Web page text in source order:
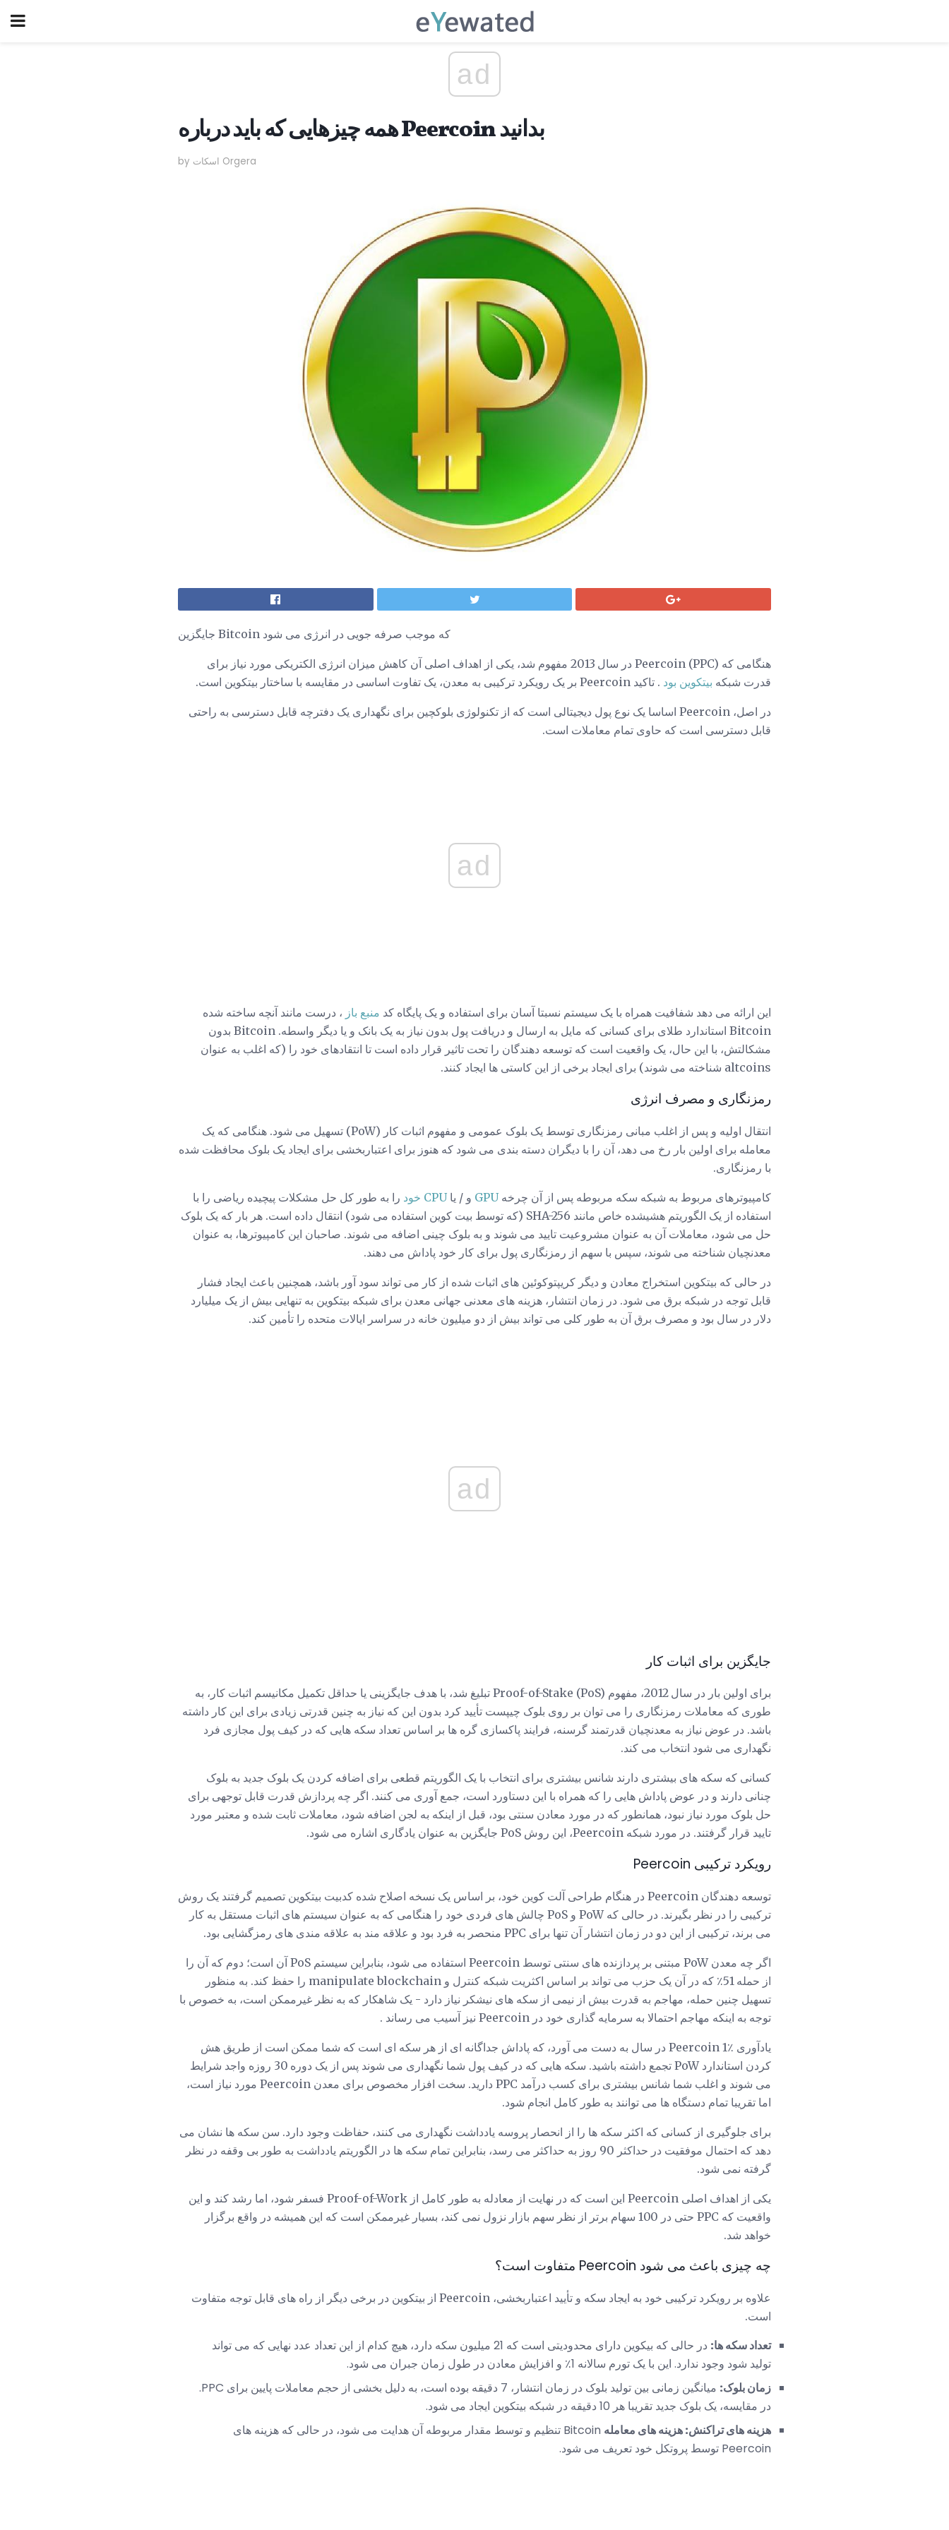
ad
همه چیزهایی که باید درباره Peercoin بدانید
by اسکات Orgera
جایگزین Bitcoin که موجب صرفه جویی در انرژی می شود
هنگامی که Peercoin (PPC) در سال 2013 مفهوم شد، یکی از اهداف اصلی آن کاهش میزان انرژی الکتریکی مورد نیاز برای
قدرت شبکه بیتکوین بود . تاکید Peercoin بر یک رویکرد ترکیبی به معدن، یک تفاوت اساسی در مقایسه با ساختار بیتکوین است.
در اصل، Peercoin اساسا یک نوع پول دیجیتالی است که از تکنولوژی بلوکچین برای نگهداری یک دفترچه قابل دسترسی به راحتی
قابل دسترسی است که حاوی تمام معاملات است.
ad
این ارائه می دهد شفافیت همراه با یک سیستم نسبتا آسان برای استفاده و یک پایگاه کد منبع باز ، درست مانند آنچه ساخته شده
Bitcoin استاندارد طلای برای کسانی که مایل به ارسال و دریافت پول بدون نیاز به یک بانک و یا دیگر واسطه. Bitcoin بدون
مشکالتش، با این حال، یک واقعیت است که توسعه دهندگان را تحت تاثیر قرار داده است تا انتقادهای خود را (که اغلب به عنوان
altcoins شناخته می شوند) برای ایجاد برخی از این کاستی ها ایجاد کنند.
رمزنگاری و مصرف انرژی
انتقال اولیه و پس از اغلب مبانی رمزنگاری توسط یک بلوک عمومی و مفهوم اثبات کار (PoW) تسهیل می شود. هنگامی که یک
معامله برای اولین بار رخ می دهد، آن را با دیگران دسته بندی می شود که هنوز برای اعتباربخشی برای ایجاد یک بلوک محافظت شده
با رمزنگاری.
کامپیوترهای مربوط به شبکه سکه مربوطه پس از آن چرخه GPU و / یا CPU خود
را به طور کل حل مشکلات پیچیده ریاضی را با
استفاده از یک الگوریتم هشیشده خاص مانند SHA-256 (که توسط بیت کوین استفاده می شود) انتقال داده است. هر بار که یک بلوک
حل می شود، معاملات آن به عنوان مشروعیت تایید می شوند و به بلوک چینی اضافه می شوند. صاحبان این کامپیوترها، به عنوان
معدنچیان شناخته می شوند، سپس با سهم از رمزنگاری پول برای کار خود پاداش می دهند.
در حالی که بیتکوین استخراج معادن و دیگر کریپتوکوئین های اثبات شده از کار می تواند سود آور باشد، همچنین باعث ایجاد فشار
قابل توجه در شبکه برق می شود. در زمان انتشار، هزینه های معدنی جهانی معدن برای شبکه بیتکوین به تنهایی بیش از یک میلیارد
دلار در سال بود و مصرف برق آن به طور کلی می تواند بیش از دو میلیون خانه در سراسر ایالات متحده را تأمین کند.
ad
جایگزین برای اثبات کار
برای اولین بار در سال 2012، مفهوم Proof-of-Stake (PoS) تبلیغ شد، با هدف جایگزینی یا حداقل تکمیل مکانیسم اثبات کار، به
طوری که معاملات رمزنگاری را می توان بر روی بلوک چیپست تأیید کرد بدون این که نیاز به چنین قدرتی زیادی برای این کار داشته
باشد. در عوض نیاز به معدنچیان قدرتمند گرسنه، فرایند پاکسازی گره ها بر اساس تعداد سکه هایی که در کیف پول مجازی فرد
نگهداری می شود انتخاب می کند.
کسانی که سکه های بیشتری دارند شانس بیشتری برای انتخاب با یک الگوریتم قطعی برای اضافه کردن یک بلوک جدید به بلوک
چنانی دارند و در عوض پاداش هایی را که همراه با این دستاورد است، جمع آوری می کنند. اگر چه پردازش قدرت قابل توجهی برای
حل بلوک مورد نیاز نبود، همانطور که در مورد معادن سنتی بود، قبل از اینکه به لجن اضافه شود، معاملات ثابت شده و معتبر مورد
تایید قرار گرفتند. در مورد شبکه Peercoin، این روش PoS جایگزین به عنوان یادگاری اشاره می شود.
رویکرد ترکیبی Peercoin
توسعه دهندگان Peercoin در هنگام طراحی آلت کوین خود، بر اساس یک نسخه اصلاح شده کدبیت بیتکوین تصمیم گرفتند یک روش
ترکیبی را در نظر بگیرند. در حالی که PoW و PoS چالش های فردی خود را هنگامی که به عنوان سیستم های اثبات مستقل به کار
می برند، ترکیبی از این دو در زمان انتشار آن تنها برای PPC منحصر به فرد بود و علاقه مند به علاقه مندی های رمزگشایی بود.
اگر چه معدن PoW مبتنی بر پردازنده های سنتی توسط Peercoin استفاده می شود، بنابراین سیستم PoS آن است؛ دوم که آن را
از حمله 51٪ که در آن یک حزب می تواند بر اساس اکثریت شبکه کنترل و manipulate blockchain را حفظ کند. به منظور
تسهیل چنین حمله، مهاجم به قدرت بیش از نیمی از سکه های نیشکر نیاز دارد - یک شاهکار که به نظر غیرممکن است، به خصوص با
توجه به اینکه مهاجم احتمالا به سرمایه گذاری خود در Peercoin نیز آسیب می رساند .
یادآوری Peercoin 1٪ در سال به دست می آورد، که پاداش جداگانه ای از هر سکه ای است که شما ممکن است از طریق هش
کردن استاندارد PoW تجمع داشته باشید. سکه هایی که در کیف پول شما نگهداری می شوند پس از یک دوره 30 روزه واجد شرایط
می شوند و اغلب شما شانس بیشتری برای کسب درآمد PPC دارید. سخت افزار مخصوص برای معدن Peercoin مورد نیاز است،
اما تقریبا تمام دستگاه ها می توانند به طور کامل انجام شود.
برای جلوگیری از کسانی که اکثر سکه ها را از انحصار پروسه یادداشت نگهداری می کنند، حفاظت وجود دارد. سن سکه ها نشان می
دهد که احتمال موفقیت در حداکثر 90 روز به حداکثر می رسد، بنابراین تمام سکه ها در الگوریتم یادداشت به طور بی وقفه در نظر
گرفته نمی شود.
یکی از اهداف اصلی Peercoin این است که در نهایت از معادله به طور کامل از Proof-of-Work فسفر شود، اما رشد کند و این
واقعیت که PPC حتی در 100 سهام برتر از نظر سهم بازار نزول نمی کند، بسیار غیرممکن است که این همیشه در واقع برگزار
خواهد شد.
چه چیزی باعث می شود Peercoin متفاوت است؟
علاوه بر رویکرد ترکیبی خود به ایجاد سکه و تأیید اعتباربخشی، Peercoin از بیتکوین در برخی دیگر از راه های قابل توجه متفاوت
است.
تعداد سکه ها:
در حالی که بیکوین دارای محدودیتی است که 21 میلیون سکه دارد، هیچ کدام از این تعداد عدد نهایی که می تواند
تولید شود وجود ندارد. این با یک تورم سالانه 1٪ و افزایش معادن در طول زمان جبران می شود.
زمان بلوک:
میانگین زمانی بین تولید بلوک در زمان انتشار، 7 دقیقه بوده است، به دلیل بخشی از حجم معاملات پایین برای PPC.
در مقایسه، یک بلوک جدید تقریبا هر 10 دقیقه در شبکه بیتکوین ایجاد می شود.
هزینه های تراکنش: هزینه های معامله
Bitcoin تنظیم و توسط مقدار مربوطه آن هدایت می شود، در حالی که هزینه های
Peercoin توسط پروتکل خود تعریف می شود.